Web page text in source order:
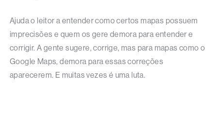
Ajuda o leitor a entender como certos mapas possuem
imprecisões e quem os gere demora para entender e
corrigir. A gente sugere, corrige, mas para mapas como o
Google Maps, demora para essas correções
aparecerem. E muitas vezes é uma luta.